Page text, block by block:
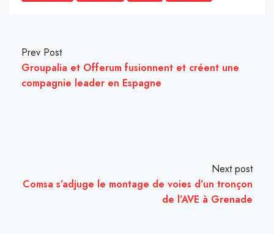
Prev Post
Groupalia et Offerum fusionnent et créent une
compagnie leader en Espagne
Next post
Comsa s’adjuge le montage de voies d’un tronçon
de l’AVE à Grenade